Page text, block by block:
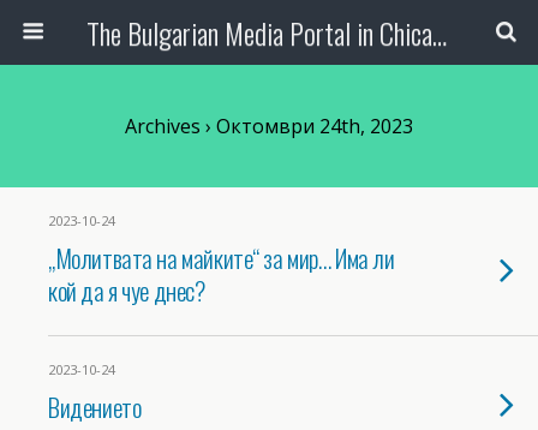
The Bulgarian Media Portal in Chicago
Archives › Октомври 24th, 2023
2023-10-24
„Молитвата на майките“ за мир… Има ли
кой да я чуе днес?
2023-10-24
Видението